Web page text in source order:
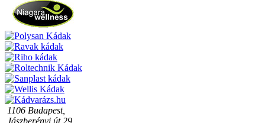
1106 Budapest,
Jászberényi út 29.